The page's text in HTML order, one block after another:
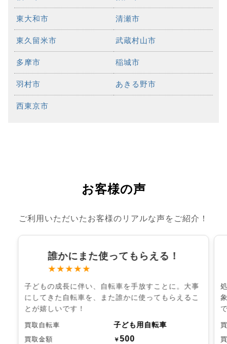
東大和市 清瀬市
東久留米市 武蔵村山市
多摩市 稲城市
羽村市 あきる野市
西東京市
お客様の声
ご利用いただいたお客様のリアルな声をご紹介！
誰かにまた使ってもらえる！
★★★★★
子どもの成長に伴い、自転車を手放すことに。大事
にしてきた自転車を、また誰かに使ってもらえるこ
とが嬉しいです！
買取自転車 子ども用自転車
買取金額 ￥500